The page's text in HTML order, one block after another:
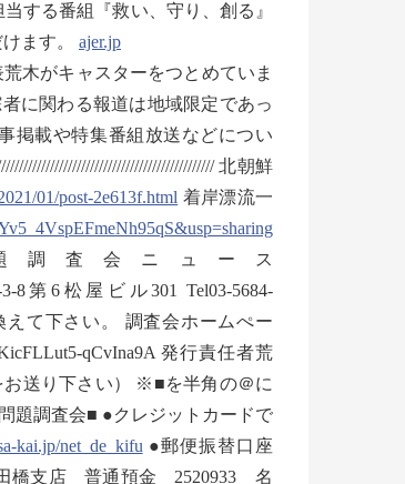
する番組『救い、守り、創る』
ます。 ajer.jp
木がキャスターをつとめていま
関わる報道は地域限定であっ
掲載や特集番組放送などについ
北朝鮮
01/post-2e613f.html 着岸漂流一
者問題調査会ニュース
松屋ビル301 Tel03-5684-
えて下さい。 調査会ホームぺー
qCvIna9A 発行責任者荒
お送り下さい） ※■を半角の＠に
題調査会■ ●クレジットカードで
kai.jp/net_de_kifu ●郵便振替口座
田橋支店 普通預金 2520933 名